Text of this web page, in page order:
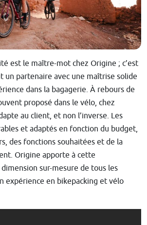
est le maître-mot chez Origine ; c’est
un partenaire avec une maîtrise solide
dans la bagagerie. À rebours de
proposé dans le vélo, chez
au client, et non l’inverse. Les
et adaptés en fonction du budget,
des fonctions souhaitées et de la
Origine apporte à cette
sur-mesure de tous les
expérience en bikepacking et vélo